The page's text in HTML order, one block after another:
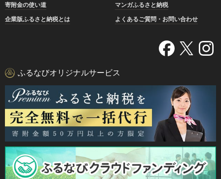
寄附金の使い道
マンガふるさと納税
企業版ふるさと納税とは
よくあるご質問・お問い合わせ
ふるなびオリジナルサービス